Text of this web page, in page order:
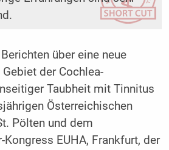
über eine neue
der Cochlea-
Taubheit mit Tinnitus
­Österreichischen
Pölten und dem
EUHA, Frankfurt, der